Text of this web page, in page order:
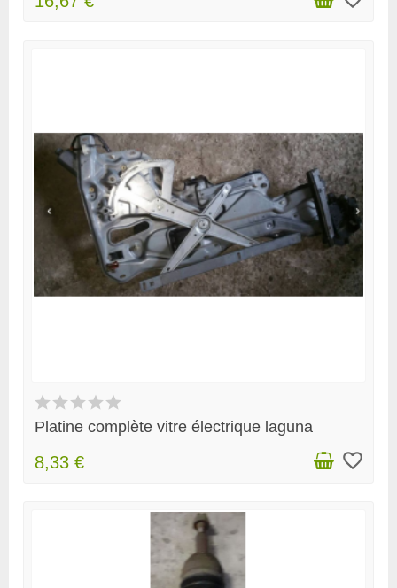
Platine complète vitre électrique laguna
8,33 € favorite_border